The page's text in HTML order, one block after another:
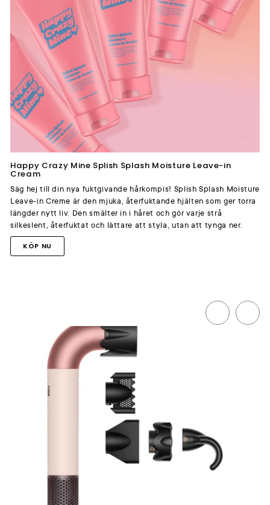
Happy Crazy Mine Splish Splash Moisture Leave-in
Cream
Säg hej till din nya fuktgivande hårkompis! Splish Splash Moisture
Leave-in Creme är den mjuka, återfuktande hjälten som ger torra
längder nytt liv. Den smälter in i håret och gör varje strå
silkeslent, återfuktat och lättare att styla, utan att tynga ner.
KÖP NU